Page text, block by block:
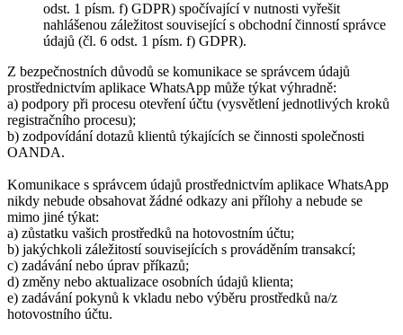
odst. 1 písm. f) GDPR) spočívající v nutnosti vyřešit
nahlášenou záležitost související s obchodní činností správce
údajů (čl. 6 odst. 1 písm. f) GDPR).
Z bezpečnostních důvodů se komunikace se správcem údajů
prostřednictvím aplikace WhatsApp může týkat výhradně:
a) podpory při procesu otevření účtu (vysvětlení jednotlivých kroků
registračního procesu);
b) zodpovídání dotazů klientů týkajících se činnosti společnosti
OANDA.
Komunikace s správcem údajů prostřednictvím aplikace WhatsApp
nikdy nebude obsahovat žádné odkazy ani přílohy a nebude se
mimo jiné týkat:
a) zůstatku vašich prostředků na hotovostním účtu;
b) jakýchkoli záležitostí souvisejících s prováděním transakcí;
c) zadávání nebo úprav příkazů;
d) změny nebo aktualizace osobních údajů klienta;
e) zadávání pokynů k vkladu nebo výběru prostředků na/z
hotovostního účtu.